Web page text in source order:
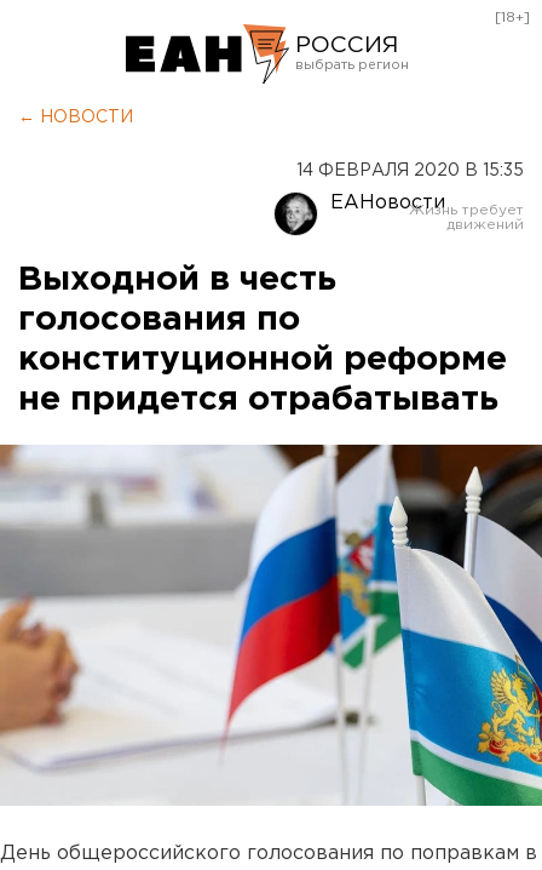
РОССИЯ
Оренбург
[18+]
← НОВОСТИ
14 ФЕВРАЛЯ 2020 В 15:35
ЕАНовости
Выходной в честь
голосования по
конституционной реформе
не придется отрабатывать
День общероссийского голосования по поправкам в